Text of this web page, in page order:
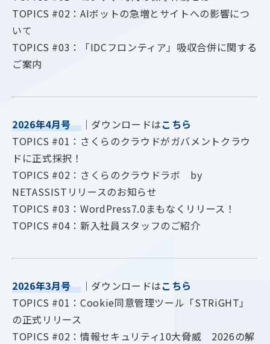
TOPICS #02：AIボットの急増とサイトへの影響につ
いて
TOPICS #03：「IDCフロンティア」吸収合併に関する
ご案内
2026年4月号｜ダウンロードはこちら
TOPICS #01：さくらのクラウドがガバメントクラウ
ドに正式採択！
TOPICS #02：さくらのクラウドラボ by
NETASSISTリリースのお知らせ
TOPICS #03：WordPress7.0まもなくリリース！
TOPICS #04：新入社員スタッフのご紹介
2026年3月号｜ダウンロードはこちら
TOPICS #01：Cookie同意管理ツール「STRiGHT」
の正式リリース
TOPICS #02：情報セキュリティ10大脅威 2026の解